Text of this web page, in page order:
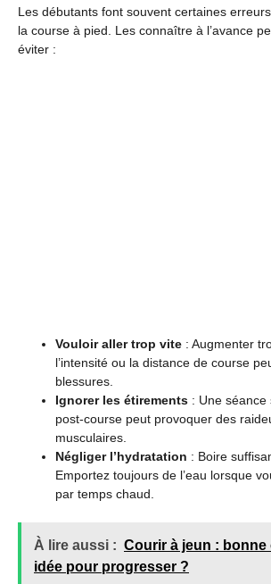
Les débutants font souvent certaines
la course à pied. Les connaître à l’avance
éviter :
Vouloir aller trop vite : Augmenter
l’intensité ou la distance de course
blessures.
Ignorer les étirements : Une
post-course peut provoquer des
musculaires.
Négliger l’hydratation : Boire
Emportez toujours de l’eau lorsque
par temps chaud.
À lire aussi : Courir à jeun : bonne
idée pour progresser ?